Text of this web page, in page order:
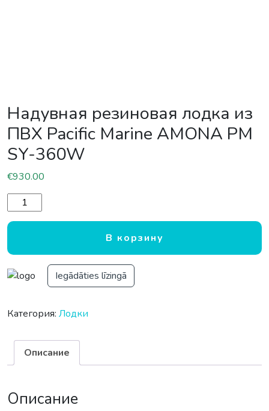
Надувная резиновая лодка из
ПВХ Pacific Marine AMONA PM
SY-360W
€930.00
Количество товара Надувная резиновая лодка из ПВХ
В корзину
Iegādāties līzingā
Категория: Лодки
Описание
Описание